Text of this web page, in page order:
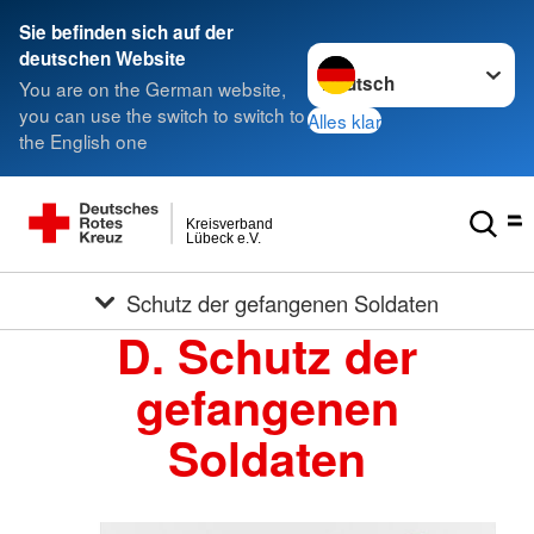
Sie befinden sich auf der
deutschen Website
You are on the German website,
you can use the switch to switch to
the English one
Sprache wechseln zu
Alles klar
Lübeck e.V.
Kreisverband
Schutz der gefangenen Soldaten
D. Schutz der
gefangenen
Soldaten